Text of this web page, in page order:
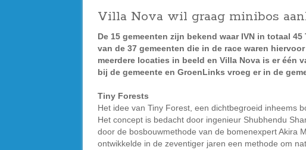
Villa Nova wil graag minibos
De 15 gemeenten zijn bekend waar IVN in totaal
van de 37 gemeenten die in de race waren
meerdere locaties in beeld en Villa Nova is er één
bij de gemeente en GroenLinks vroeg er in de
Tiny Forests
Het idee van Tiny Forest, een dichtbegroeid inheems
Het concept is bedacht door ingenieur Shubhendu
door de bosbouwmethode van de bomenexpert Akira
ontwikkelde in de zeventiger jaren een methode om